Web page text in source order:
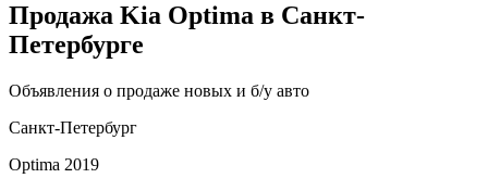
Продажа Kia Optima в Санкт-
Петербурге
Объявления о продаже новых и б/у авто
Санкт-Петербург
Optima 2019